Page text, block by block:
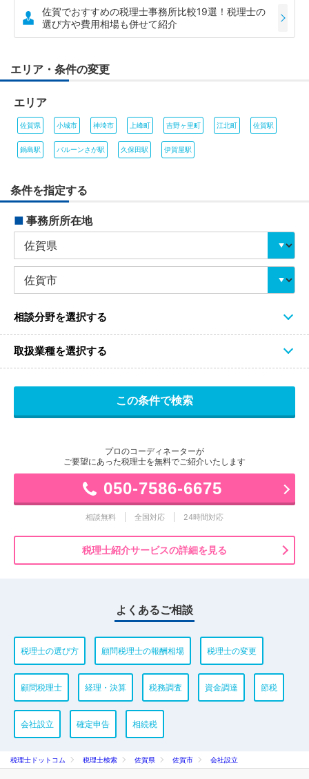
佐賀でおすすめの税理士事務所比較19選！税理士の
選び方や費用相場も併せて紹介
エリア・条件の変更
エリア
佐賀県 小城市 神埼市 上峰町 吉野ヶ里町 江北町 佐賀駅
鍋島駅 バルーンさが駅 久保田駅 伊賀屋駅
条件を指定する
■ 事務所所在地
相談分野を選択する
取扱業種を選択する
プロのコーディネーターが
ご要望にあった税理士を無料でご紹介いたします
050-7586-6675
相談無料 全国対応 24時間対応
税理士紹介サービスの詳細を見る
よくあるご相談
税理士の選び方 顧問税理士の報酬相場 税理士の変更
顧問税理士 経理・決算 税務調査 資金調達 節税
会社設立 確定申告 相続税
税理士ドットコム 税理士検索 佐賀県 佐賀市 会社設立